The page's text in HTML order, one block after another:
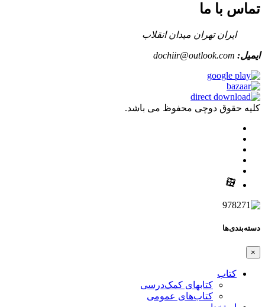
تماس با ما
ایران تهران میدان انقلاب
ایمیل: dochiir@outlook.com
کلیه حقوق دوچی محفوظ می باشد.
دسته‌بندی‌ها
×
کتاب
کتابهای کمک‌درسی
کتاب‌های عمومی